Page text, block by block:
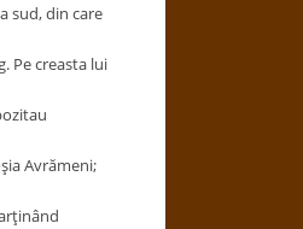
sud, din care
Pe creasta lui
Avrămeni;